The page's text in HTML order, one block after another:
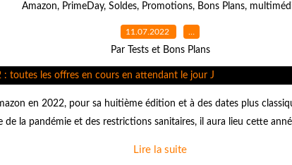
Amazon, PrimeDay, Soldes, Promotions, Bons Plans,
11.07.2022 …
Par Tests et Bons Plans
en 2022, pour sa huitième édition et à des dates plus
de la pandémie et des restrictions sanitaires, il aura lieu cette
Lire la suite